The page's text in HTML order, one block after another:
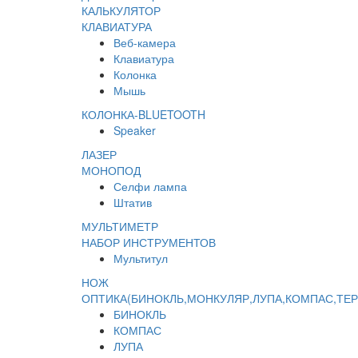
КАЛЬКУЛЯТОР
КЛАВИАТУРА
Веб-камера
Клавиатура
Колонка
Мышь
КОЛОНКА-BLUETOOTH
Speaker
ЛАЗЕР
МОНОПОД
Селфи лампа
Штатив
МУЛЬТИМЕТР
НАБОР ИНСТРУМЕНТОВ
Мультитул
НОЖ
БИНОКЛЬ
КОМПАС
ЛУПА